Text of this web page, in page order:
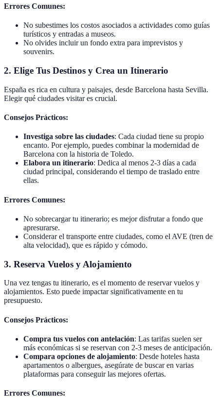
Errores Comunes:
No subestimes los costos asociados a actividades como guías
turísticos y entradas a museos.
No olvides incluir un fondo extra para imprevistos y
souvenirs.
2. Elige Tus Destinos y Crea un Itinerario
España es rica en cultura y paisajes, desde Barcelona hasta Sevilla.
Elegir qué ciudades visitar es crucial.
Consejos Prácticos:
Investiga sobre las ciudades: Cada ciudad tiene su propio
encanto. Por ejemplo, puedes combinar la modernidad de
Barcelona con la historia de Toledo.
Elabora un itinerario: Dedica al menos 2-3 días a cada
ciudad principal, considerando el tiempo de traslado entre
ellas.
Errores Comunes:
No sobrecargar tu itinerario; es mejor disfrutar a fondo que
apresurarse.
Considerar el transporte entre ciudades, como el AVE (tren de
alta velocidad), que es rápido y cómodo.
3. Reserva Vuelos y Alojamiento
Una vez tengas tu itinerario, es el momento de reservar vuelos y
alojamientos. Esto puede impactar significativamente en tu
presupuesto.
Consejos Prácticos:
Compra tus vuelos con antelación: Las tarifas suelen ser
más económicas si se reservan con 2-3 meses de anticipación.
Compara opciones de alojamiento: Desde hoteles hasta
apartamentos o albergues, asegúrate de buscar en varias
plataformas para conseguir las mejores ofertas.
Errores Comunes: